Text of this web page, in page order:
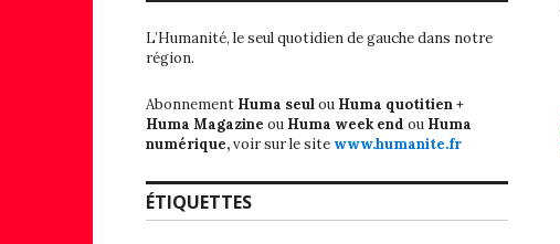
L’Humanité, le seul quotidien de gauche dans notre
région.
Abonnement Huma seulou Huma quotitien +
Huma Magazine ou Huma week end ou Huma
numérique,voir sur le site www.humanite.fr
ÉTIQUETTES